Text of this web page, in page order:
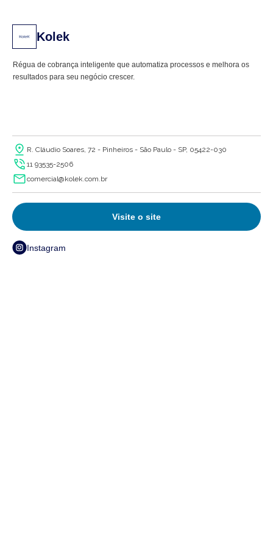
Kolek
Régua de cobrança inteligente que automatiza processos e melhora os
resultados para seu negócio crescer.
R. Cláudio Soares, 72 - Pinheiros - São Paulo - SP, 05422-030
11 93535-2506
comercial@kolek.com.br
Visite o site
Instagram